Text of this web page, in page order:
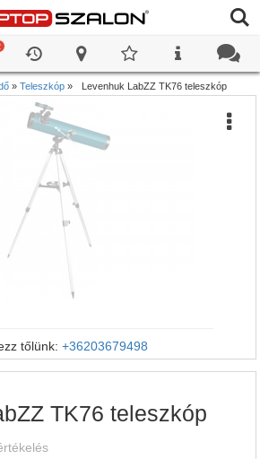
» Teleszkóp » Levenhuk LabZZ TK76 teleszkóp
tőlünk: +36203679498
TK76 teleszkóp
0
0